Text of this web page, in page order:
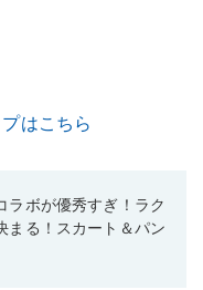
はこちら
ラボが優秀すぎ！ラク
まる！スカート＆パン